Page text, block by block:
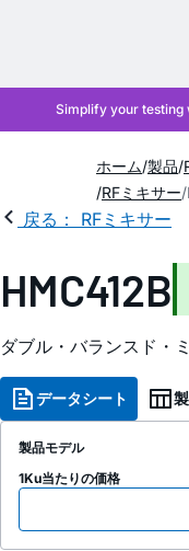
ホーム 製品
RFミキサー
戻る： RFミキサー
HMC412B
ダブル・バランスド・
データシート
製品モデル
1Ku当たりの価格